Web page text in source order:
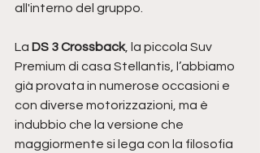
all'interno del gruppo.
La DS 3 Crossback, la piccola Suv
Premium di casa Stellantis, l’abbiamo
già provata in numerose occasioni e
con diverse motorizzazioni, ma è
indubbio che la versione che
maggiormente si lega con la filosofia